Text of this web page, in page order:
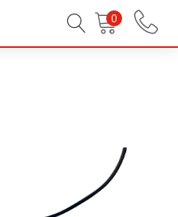
0
Linh Kiện Bếp Gas